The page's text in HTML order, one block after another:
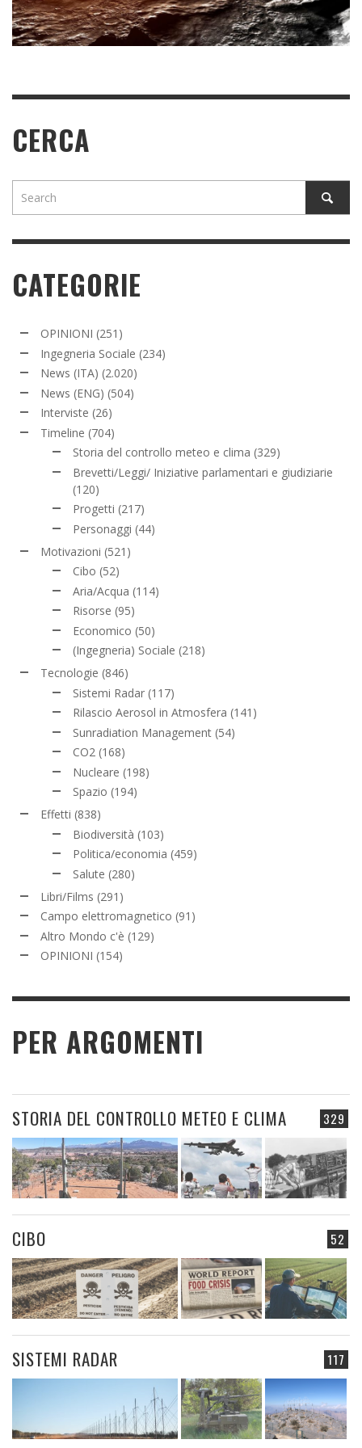
PIÙ NELLO UTAH?
READ MORE
CERCA
CATEGORIE
OPINIONI (251)
Ingegneria Sociale (234)
News (ITA) (2.020)
News (ENG) (504)
Interviste (26)
Timeline (704)
Storia del controllo meteo e clima (329)
Brevetti/Leggi/ Iniziative parlamentari e giudiziarie
(120)
Progetti (217)
Personaggi (44)
Motivazioni (521)
Cibo (52)
Aria/Acqua (114)
Risorse (95)
Economico (50)
(Ingegneria) Sociale (218)
Tecnologie (846)
Sistemi Radar (117)
Rilascio Aerosol in Atmosfera (141)
Sunradiation Management (54)
CO2 (168)
Nucleare (198)
Spazio (194)
Effetti (838)
Biodiversità (103)
Politica/economia (459)
Salute (280)
Libri/Films (291)
Campo elettromagnetico (91)
Altro Mondo c'è (129)
OPINIONI (154)
PER ARGOMENTI
329
STORIA DEL CONTROLLO METEO E CLIMA
52
CIBO
117
SISTEMI RADAR